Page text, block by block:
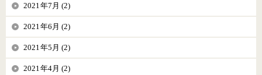
2021年7月 (2)
2021年6月 (2)
2021年5月 (2)
2021年4月 (2)